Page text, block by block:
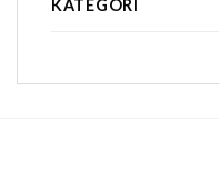
KATEGORI